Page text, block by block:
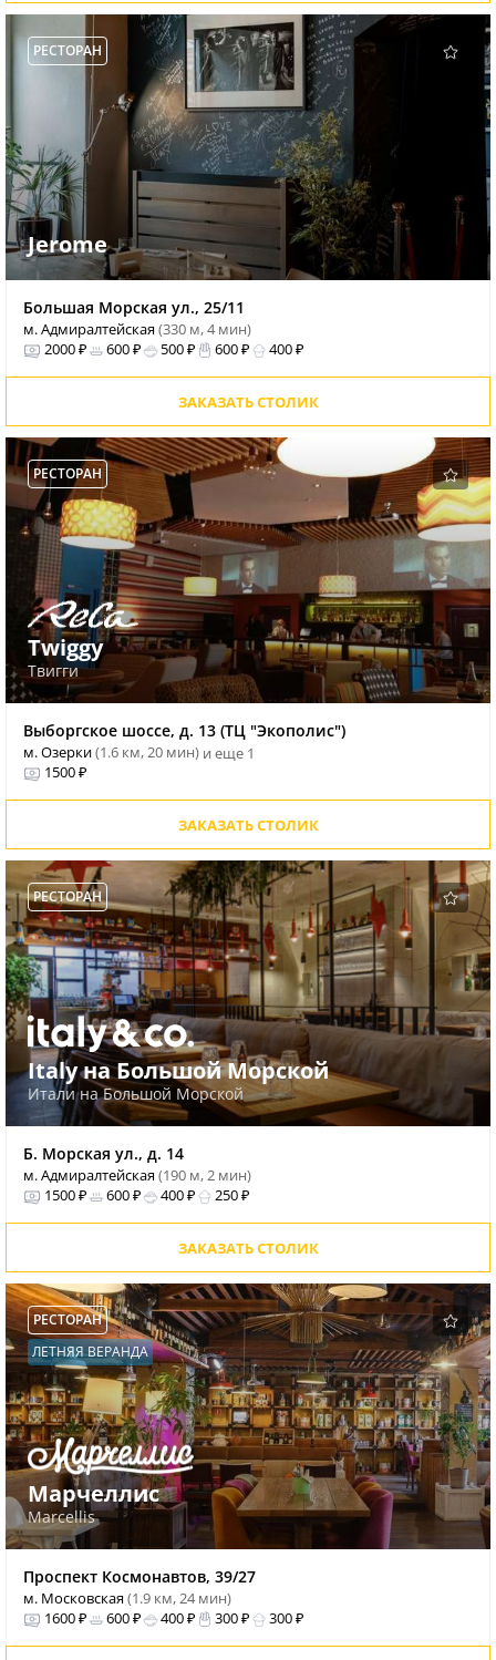
РЕСТОРАН
Jerome
Большая Морская ул., 25/11
м. Адмиралтейская(330 м, 4 мин)
2000 ₽
600 ₽ 500 ₽ 600 ₽ 400 ₽
ЗАКАЗАТЬ СТОЛИК
РЕСТОРАН
Twiggy
Твигги
Выборгское шоссе, д. 13 (ТЦ "Экополис")
м. Озерки(1.6 км, 20 мин) и еще 1
1500 ₽
ЗАКАЗАТЬ СТОЛИК
РЕСТОРАН
Italy на Большой Морской
Итали на Большой Морской
Б. Морская ул., д. 14
м. Адмиралтейская(190 м, 2 мин)
1500 ₽
600 ₽ 400 ₽ 250 ₽
ЗАКАЗАТЬ СТОЛИК
РЕСТОРАН
ЛЕТНЯЯ ВЕРАНДА
Марчеллис
Marcellis
Проспект Космонавтов, 39/27
м. Московская(1.9 км, 24 мин)
1600 ₽
600 ₽ 400 ₽ 300 ₽ 300 ₽